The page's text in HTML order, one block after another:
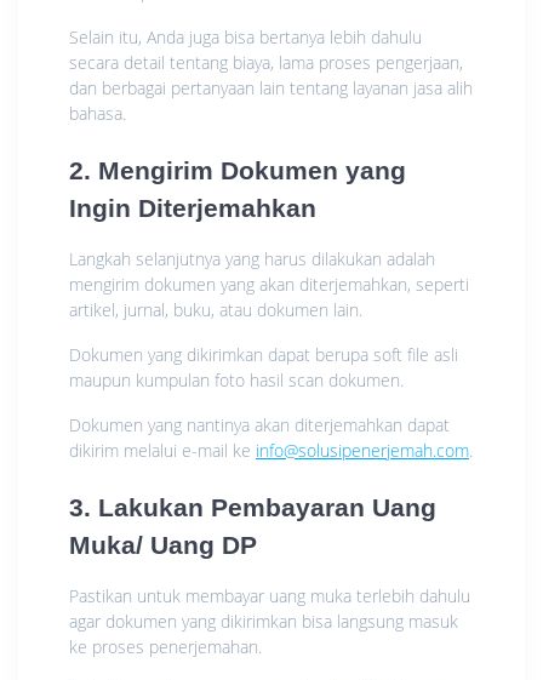
Selain itu, Anda juga bisa bertanya lebih dahulu
secara detail tentang biaya, lama proses pengerjaan,
dan berbagai pertanyaan lain tentang layanan jasa alih
bahasa.
2. Mengirim Dokumen yang
Ingin Diterjemahkan
Langkah selanjutnya yang harus dilakukan adalah
mengirim dokumen yang akan diterjemahkan, seperti
artikel, jurnal, buku, atau dokumen lain.
Dokumen yang dikirimkan dapat berupa soft file asli
maupun kumpulan foto hasil scan dokumen.
Dokumen yang nantinya akan diterjemahkan dapat
dikirim melalui e-mail ke info@solusipenerjemah.com.
3. Lakukan Pembayaran Uang
Muka/ Uang DP
Pastikan untuk membayar uang muka terlebih dahulu
agar dokumen yang dikirimkan bisa langsung masuk
ke proses penerjemahan.